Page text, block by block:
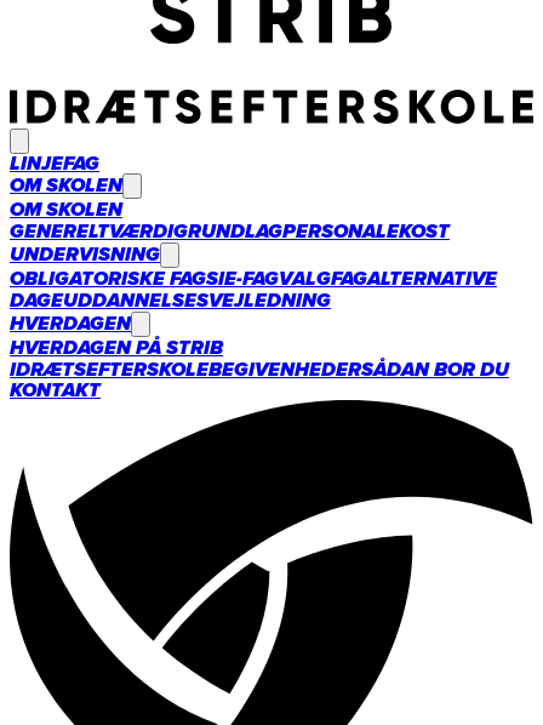
LINJEFAG
OM SKOLEN
OM SKOLEN
GENERELTVÆRDIGRUNDLAGPERSONALEKOST
UNDERVISNING
OBLIGATORISKE FAGSIE-FAGVALGFAGALTERNATIVE
DAGEUDDANNELSESVEJLEDNING
HVERDAGEN
HVERDAGEN PÅ STRIB
IDRÆTSEFTERSKOLEBEGIVENHEDERSÅDAN BOR DU
KONTAKT